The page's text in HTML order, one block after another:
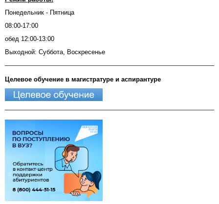
Понедельник - Пятница
08:00-17:00
обед 12:00-13:00
Выходной: Суббота, Воскресенье
Целевое обучение в магистратуре и аспирантуре